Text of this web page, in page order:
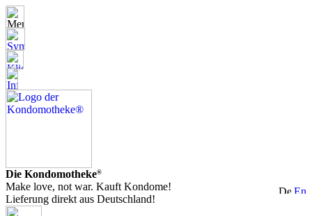
Die Kondomotheke®
Make love, not war. Kauft Kondome!
Lieferung direkt aus Deutschland!